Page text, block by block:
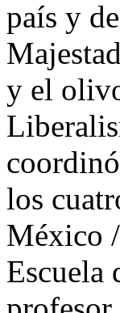
país y
y el
los
México
Escuela